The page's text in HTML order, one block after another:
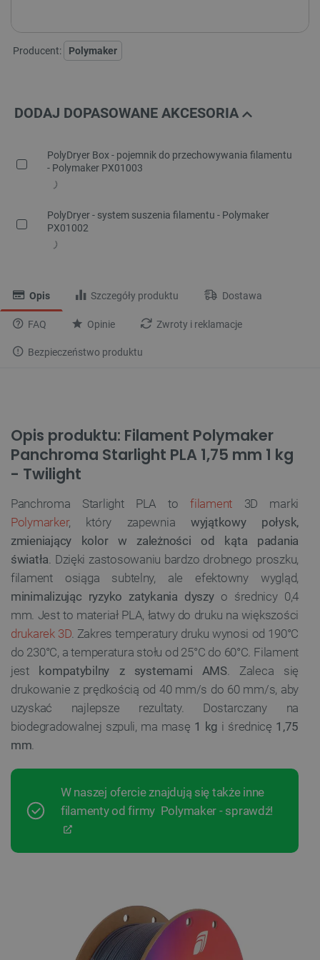
Producent: Polymaker
DODAJ DOPASOWANE AKCESORIA
PolyDryer Box - pojemnik do przechowywania filamentu
- Polymaker PX01003
PolyDryer - system suszenia filamentu - Polymaker
PX01002
Opis Szczegóły produktu Dostawa
FAQ Opinie Zwroty i reklamacje
Bezpieczeństwo produktu
Opis produktu: Filament Polymaker
Panchroma Starlight PLA 1,75 mm 1 kg
- Twilight
Panchroma Starlight PLA tofilament 3D marki
Polymarker, który zapewnia wyjątkowy połysk,
zmieniający kolor w zależności od kąta padania
światła. Dzięki zastosowaniu bardzo drobnego proszku,
filament osiąga subtelny, ale efektowny wygląd,
minimalizując ryzyko zatykania dyszyo średnicy 0,4
mm. Jest to materiał PLA, łatwy do druku na większości
drukarek 3D. Zakres temperatury druku wynosi od 190°C
do 230°C, a temperatura stołu od 25°C do 60°C. Filament
jest kompatybilny z systemami AMS. Zaleca się
drukowanie z prędkością od 40 mm/s do 60 mm/s, aby
uzyskać najlepsze rezultaty. Dostarczany na
biodegradowalnej szpuli, ma masę 1 kg i średnicę 1,75
mm.
W naszej ofercie znajdują się także inne
filamenty od firmy Polymaker - sprawdź!